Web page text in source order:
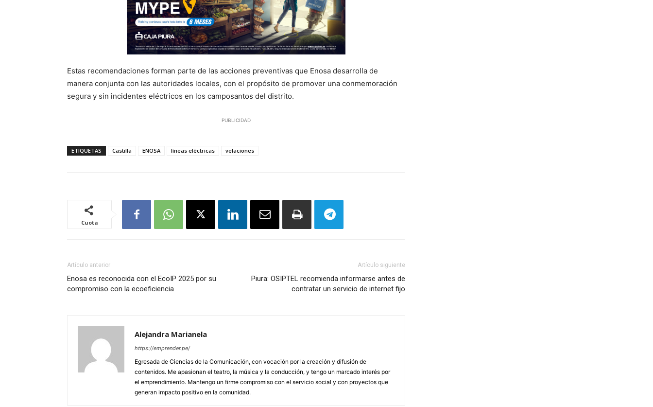
Estas recomendaciones forman parte de las acciones preventivas que Enosa desarrolla de
manera conjunta con las autoridades locales, con el propósito de promover una conmemoración
segura y sin incidentes eléctricos en los camposantos del distrito.
PUBLICIDAD
ETIQUETAS Castilla ENOSA líneas eléctricas velaciones
Cuota
Artículo anterior
Enosa es reconocida con el EcoIP 2025 por su
compromiso con la ecoeficiencia
Artículo siguiente
Piura: OSIPTEL recomienda informarse antes de
contratar un servicio de internet fijo
Alejandra Marianela
https://emprender.pe/
Egresada de Ciencias de la Comunicación, con vocación por la creación y difusión de
contenidos. Me apasionan el teatro, la música y la conducción, y tengo un marcado interés por
el emprendimiento. Mantengo un firme compromiso con el servicio social y con proyectos que
generan impacto positivo en la comunidad.